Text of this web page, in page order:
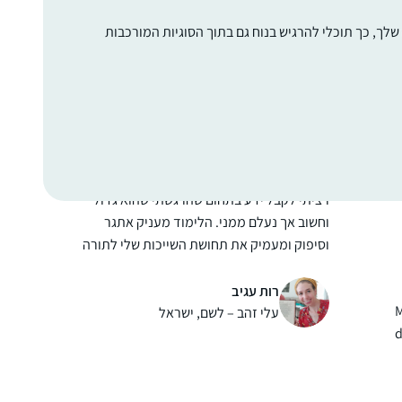
כך תוכלי להרגיש בנוח גם בתוך הסוגיות המורכבות
רציתי לקבל ידע בתחום שהרגשתי שהוא גדול
וחשוב אך נעלם ממני. הלימוד מעניק אתגר
וסיפוק ומעמיק את תחושת השייכות שלי לתורה
רות עגיב
עלי זהב – לשם, ישראל
בלימוד שלי אני מתפעלת בעיקר מכך שכדי
כפר אדומים, ישראל